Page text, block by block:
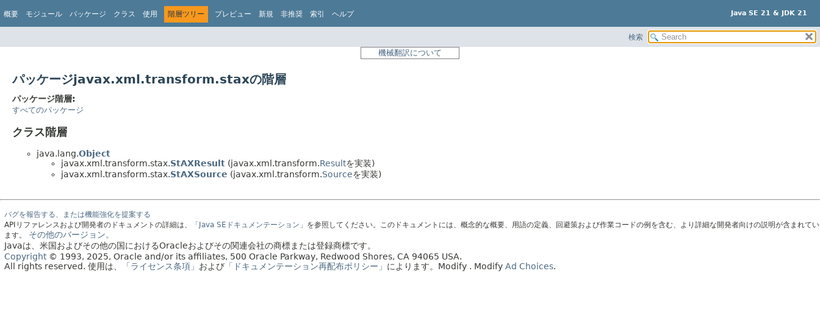
Java SE 21 & JDK 21
概要 モジュール パッケージ クラス 使用 階層ツリー プレビュー 新規 非推奨 索引 ヘルプ
検索
機械翻訳について
パッケージjavax.xml.transform.staxの階層
パッケージ階層:
すべてのパッケージ
クラス階層
java.lang.Object
javax.xml.transform.stax.StAXResult (javax.xml.transform.Resultを実装)
javax.xml.transform.stax.StAXSource (javax.xml.transform.Sourceを実装)
バグを報告する、または機能強化を提案する
APIリファレンスおよび開発者のドキュメントの詳細は、
「Java SEドキュメンテーション」 を参照してください。このドキュメントには、概念的な概要、用語の定義、回避策および作業コードの例を含む、より詳細な開発者向けの説明が含まれてい
ます。
その他のバージョン。
Javaは、米国およびその他の国におけるOracleおよびその関連会社の商標または登録商標です。
Copyright© 1993, 2025, Oracle and/or its affiliates, 500 Oracle Parkway, Redwood Shores, CA 94065 USA.
All rights reserved. 使用は、 「ライセンス条項」 および 「ドキュメンテーション再配布ポリシー」 によります。 Modify . Modify Ad Choices.